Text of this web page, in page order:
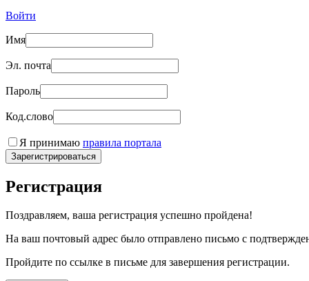
Войти
Имя
Эл. почта
Пароль
Код.слово
Я принимаю правила портала
Зарегистрироваться
Регистрация
Поздравляем, ваша регистрация успешно пройдена!
На ваш почтовый адрес было отправлено письмо с
Пройдите по ссылке в письме для завершения регистрации.